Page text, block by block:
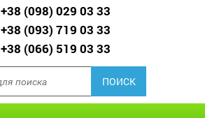
+38 (098) 029 03 33
+38 (093) 719 03 33
+38 (066) 519 03 33